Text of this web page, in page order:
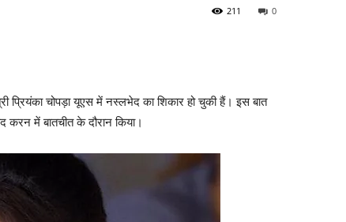
0
211
प्रियंका चोपड़ा यूएस में नस्‍लभेद का शिकार हो चुकी हैं। इस बात
करन में बातचीत के दौरान किया।